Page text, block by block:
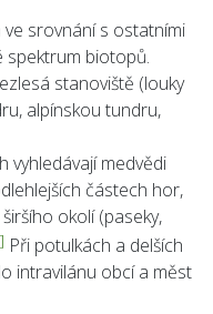
srovnání s ostatními
spektrum biotopů.
stanoviště (louky
alpínskou tundru,
vyhledávají medvědi
částech hor,
okolí (paseky,
Při potulkách a delších
intravilánu obcí a měst